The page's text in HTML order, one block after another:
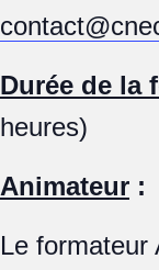
Durée de la
heures)
Animateur :
Le formateur